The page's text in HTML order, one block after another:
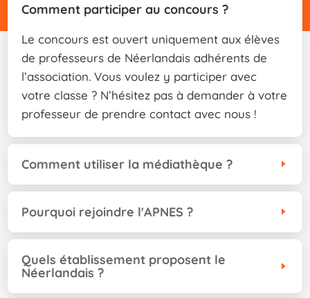
Comment participer au concours ?
Le concours est ouvert uniquement aux élèves
de professeurs de Néerlandais adhérents de
l’association. Vous voulez y participer avec
votre classe ? N’hésitez pas à demander à votre
professeur de prendre contact avec nous !
Comment utiliser la médiathèque ?
Pourquoi rejoindre l'APNES ?
Quels établissement proposent le
Néerlandais ?